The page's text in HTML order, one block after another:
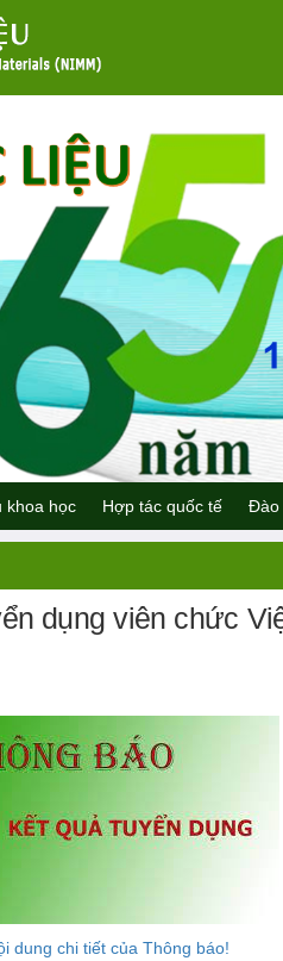
khoa học Hợp tác quốc tế Đào
dụng viên chức
dung chi tiết của Thông báo!